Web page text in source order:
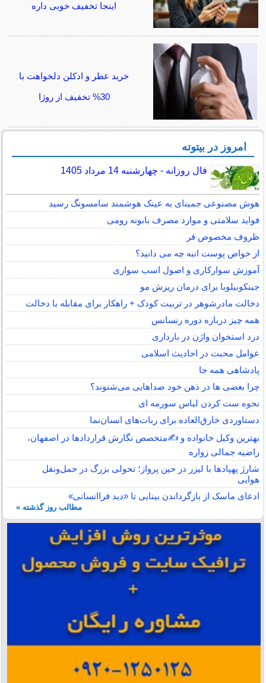
اینجا تخفیف خوبی داره
خرید عطر و ادکلن دلخواهت با
30% تخفیف از روژا
امروز در بیتوته
فال روزانه - چهارشنبه 14 مرداد 1405
هوش مصنوعی جمینای به عینک هوشمند سامسونگ رسید
فواید سلامتی و موارد مصرف بابونه رومی
ظروف مخصوص فر
از خواص پوست انبه چه می دانید؟
آموزش سوارکاری و اصول اسب سواری
جینکوبیلوبا برای درمان ریزش مو
دخالت مادرشوهر در تربیت کودک + راهکار برای مقابله با دخالت
همه چیز درباره دوره رنسانس
درد استخوان واژن در بارداری
عوامل محبت در احادیث اسلامى
پادشاهی همه جا
چرا بعضی ها در ذهن خود صداهایی می‌شنوند؟
نحوه ست کردن لباس سورمه ای
دستاوردی خارق‌العاده برای ربات‌های انسان‌نما
بهترین وکیل خانواده و ✍️متخصص نگارش قراردادها در اصفهان،
راضیه جمالی زواره
شارژ پهپادها با لیزر در حین پرواز؛ تحولی بزرگ در حمل‌ونقل
هوایی
ادعای ماسک از بازگرداندن بینایی تا «دید فراانسانی»
مطالب روز گذشته »